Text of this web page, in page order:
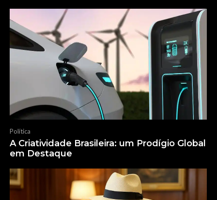
Política
A Criatividade Brasileira: um Prodígio Global
em Destaque